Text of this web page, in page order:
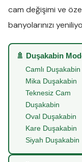
cam değişimi ve
banyolarınızı
🚿 Duşakabin
Camlı Duşakabin
Mika Duşakabin
Teknesiz Cam
Duşakabin
Oval Duşakabin
Kare Duşakabin
Siyah Duşakabin